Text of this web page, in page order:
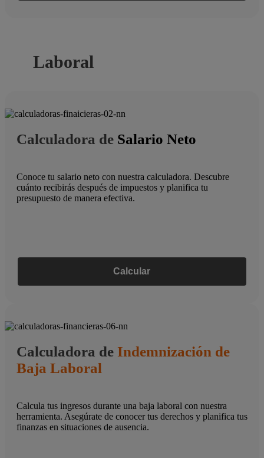
Laboral
Calculadora de Salario Neto
Conoce tu salario neto con nuestra calculadora. Descubre
cuánto recibirás después de impuestos y planifica tu
presupuesto de manera efectiva.
Calcular
Calculadora de Indemnización de
Baja Laboral
Calcula tus ingresos durante una baja laboral con nuestra
herramienta. Asegúrate de conocer tus derechos y planifica tus
finanzas en situaciones de ausencia.